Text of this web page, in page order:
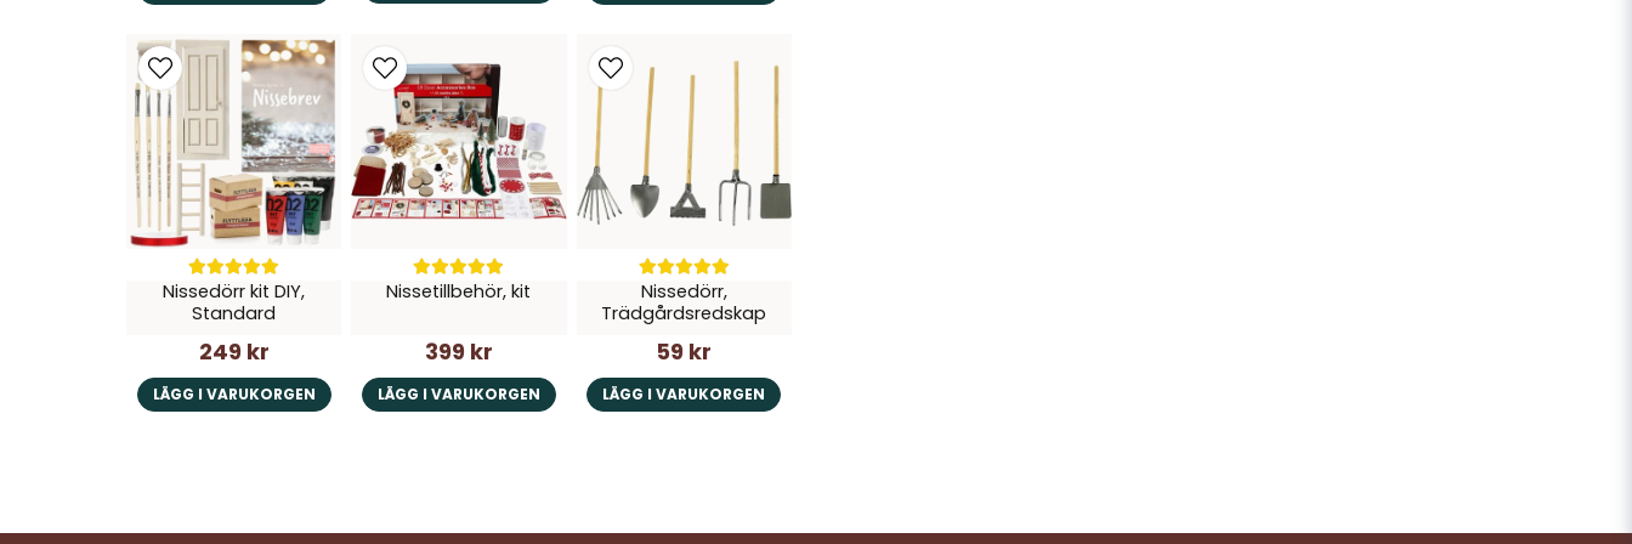
Nissedörr kit DIY,
Standard
249 kr
LÄGG I VARUKORGEN
Nissetillbehör, kit
399 kr
LÄGG I VARUKORGEN
Nissedörr,
Trädgårdsredskap
59 kr
LÄGG I VARUKORGEN